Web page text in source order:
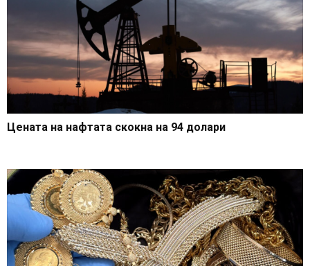
Цената на нафтата скокна на 94 долари